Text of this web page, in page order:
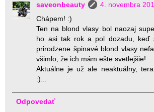
saveonbeauty
4. novembra
Chápem! :)
Ten na blond vlasy bol naozaj
ho asi tak rok a pol dozadu, keď
prirodzene špinavé blond vlasy
všimlo, že ich mám ešte svetlejšie!
Aktuálne je už ale neaktuálny,
:)...
Odpovedať